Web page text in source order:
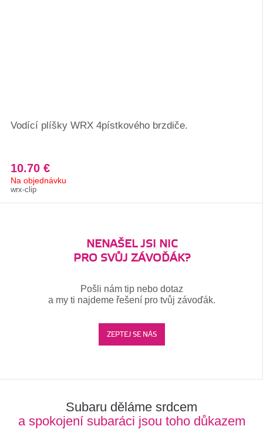
Vodící plíšky WRX 4pístkového brzdiče.
10.70 €
Na objednávku
wrx-clip
NENAŠEL JSI NIC
PRO SVŮJ ZÁVOĎÁK?
Pošli nám tip nebo dotaz
a my ti najdeme řešení pro tvůj závoďák.
ZEPTEJ SE NÁS
Subaru děláme srdcem
a spokojení subaráci jsou toho důkazem